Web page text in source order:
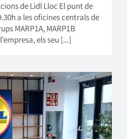
de Lidl Lloc El punt de
a les oficines centrals de
MARP1A, MARP1B
els seu [...]